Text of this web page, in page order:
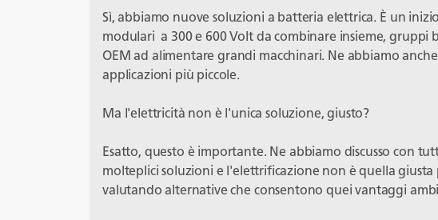
Sì, abbiamo nuove soluzioni a batteria elettrica. È un
modulari a 300 e 600 Volt da combinare insieme, gruppi
OEM ad alimentare grandi macchinari. Ne abbiamo
applicazioni più piccole.
Ma l'elettricità non è l'unica soluzione, giusto?
Esatto, questo è importante. Ne abbiamo discusso con
molteplici soluzioni e l'elettrificazione non è quella
valutando alternative che consentono quei vantaggi